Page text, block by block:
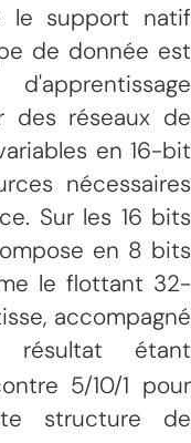
le support natif
de donnée est
des réseaux de
en 16-bit
nécessaires
Sur les 16 bits
en 8 bits
le flottant 32-
accompagné
étant
5/10/1 pour
structure de